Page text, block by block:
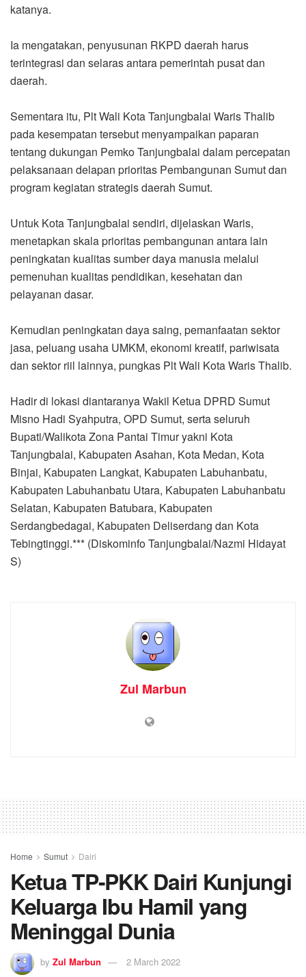
katanya.
Ia mengatakan, penyusunan RKPD daerah harus
terintegrasi dan selaras antara pemerintah pusat dan
daerah.
Sementara itu, Plt Wali Kota Tanjungbalai Waris Thalib
pada kesempatan tersebut menyampaikan paparan
tentang dukungan Pemko Tanjungbalai dalam percepatan
pelaksanaan delapan prioritas Pembangunan Sumut dan
program kegiatan strategis daerah Sumut.
Untuk Kota Tanjungbalai sendiri, dijelaskan Waris,
menetapkan skala prioritas pembangunan antara lain
peningkatan kualitas sumber daya manusia melalui
pemenuhan kualitas pendidikan, kesehatan dan
pelayanan dasar.
Kemudian peningkatan daya saing, pemanfaatan sektor
jasa, peluang usaha UMKM, ekonomi kreatif, pariwisata
dan sektor riil lainnya, pungkas Plt Wali Kota Waris Thalib.
Hadir di lokasi diantaranya Wakil Ketua DPRD Sumut
Misno Hadi Syahputra, OPD Sumut, serta seluruh
Bupati/Walikota Zona Pantai Timur yakni Kota
Tanjungbalai, Kabupaten Asahan, Kota Medan, Kota
Binjai, Kabupaten Langkat, Kabupaten Labuhanbatu,
Kabupaten Labuhanbatu Utara, Kabupaten Labuhanbatu
Selatan, Kabupaten Batubara, Kabupaten
Serdangbedagai, Kabupaten Deliserdang dan Kota
Tebingtinggi.*** (Diskominfo Tanjungbalai/Nazmi Hidayat
S)
Zul Marbun
Home Sumut Dairi
Ketua TP-PKK Dairi Kunjungi
Keluarga Ibu Hamil yang
Meninggal Dunia
by Zul Marbun 2 March 2022